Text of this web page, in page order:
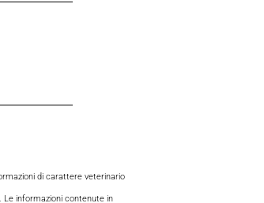
di carattere veterinario
informazioni contenute in